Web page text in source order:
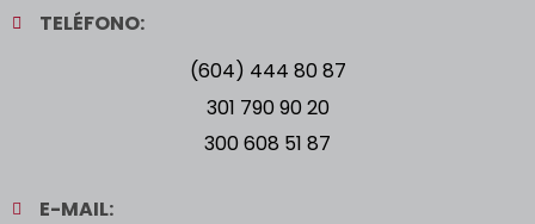
TELÉFONO:
(604) 444 80 87
301 790 90 20
300 608 51 87
E-MAIL: